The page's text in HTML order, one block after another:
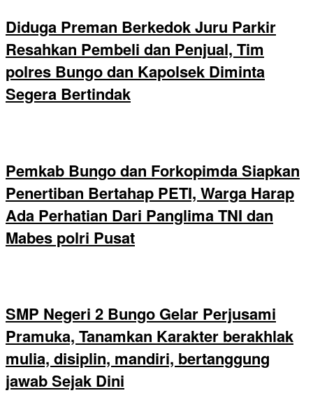
Diduga Preman Berkedok Juru Parkir
Resahkan Pembeli dan Penjual, Tim
polres Bungo dan Kapolsek Diminta
Segera Bertindak
Pemkab Bungo dan Forkopimda Siapkan
Penertiban Bertahap PETI, Warga Harap
Ada Perhatian Dari Panglima TNI dan
Mabes polri Pusat
SMP Negeri 2 Bungo Gelar Perjusami
Pramuka, Tanamkan Karakter berakhlak
mulia, disiplin, mandiri, bertanggung
jawab Sejak Dini